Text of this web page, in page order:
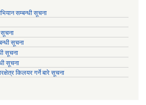
सम्बन्धी सूचना
सूचना
सूचना
सूचना
सूचना
किलयर गर्ने बारे सूचना